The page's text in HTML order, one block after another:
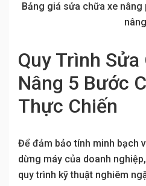
Bảng giá sửa chữa xe
nâng
Quy Trình Sửa
Nâng 5 Bước
Thực Chiến
Để đảm bảo tính minh bạch
dừng máy của doanh
quy trình kỹ thuật nghiêm